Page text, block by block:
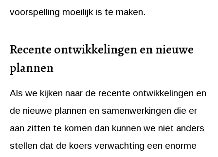
voorspelling moeilijk is te maken.
Recente ontwikkelingen en nieuwe
plannen
Als we kijken naar de recente ontwikkelingen en
de nieuwe plannen en samenwerkingen die er
aan zitten te komen dan kunnen we niet anders
stellen dat de koers verwachting een enorme